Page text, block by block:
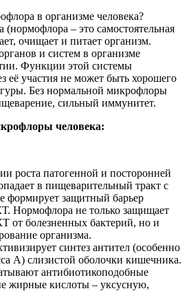
в организме человека?
– это самостоятельная
очищает и питает организм.
и систем в организме
Функции этой системы
её участия не может быть хорошего
Без нормальной микрофлоры
сильный иммунитет.
человека:
роста патогенной и посторонней
в пищеварительный тракт с
формирует защитный барьер
Нормофлора не только защищает
от болезненных бактерий, но и
организма.
синтез антител (особенно
А) слизистой оболочки кишечника.
антибиотикоподобные
жирные кислоты – уксусную,